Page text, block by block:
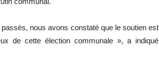
nous avons constaté que le soutien est
de cette élection communale », a indiqué